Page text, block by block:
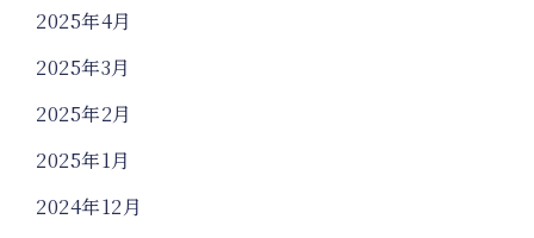
2025年4月
2025年3月
2025年2月
2025年1月
2024年12月